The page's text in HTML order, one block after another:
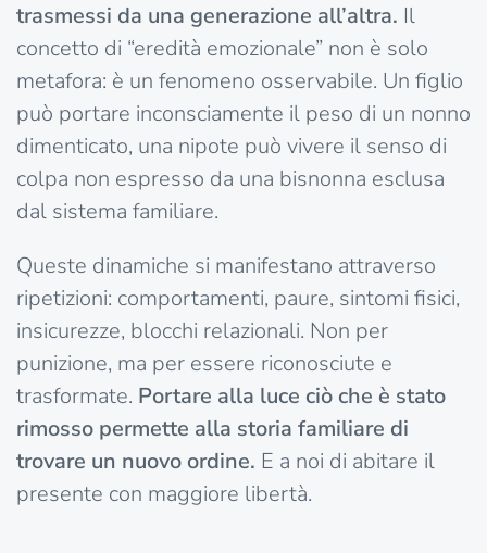
trasmessi da una generazione all’altra. Il
concetto di “eredità emozionale” non è solo
metafora: è un fenomeno osservabile. Un figlio
può portare inconsciamente il peso di un nonno
dimenticato, una nipote può vivere il senso di
colpa non espresso da una bisnonna esclusa
dal sistema familiare.
Queste dinamiche si manifestano attraverso
ripetizioni: comportamenti, paure, sintomi fisici,
insicurezze, blocchi relazionali. Non per
punizione, ma per essere riconosciute e
trasformate. Portare alla luce ciò che è stato
rimosso permette alla storia familiare di
trovare un nuovo ordine. E a noi di abitare il
presente con maggiore libertà.